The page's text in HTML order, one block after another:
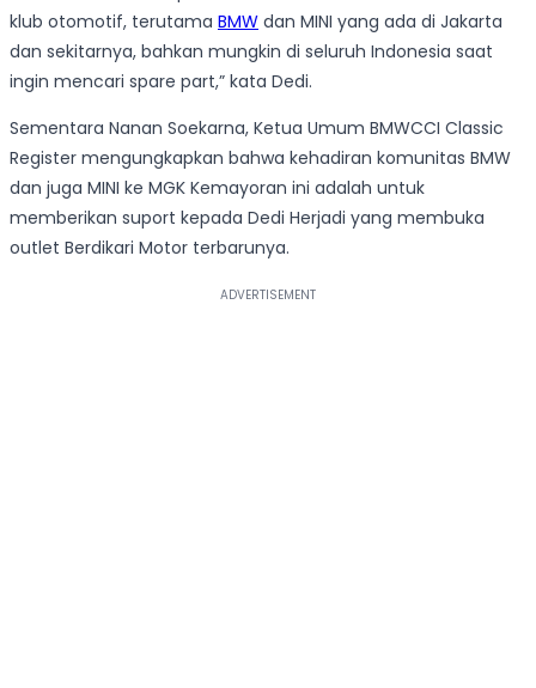
klub otomotif, terutama BMW dan MINI yang ada di Jakarta
dan sekitarnya, bahkan mungkin di seluruh Indonesia saat
ingin mencari spare part,” kata Dedi.
Sementara Nanan Soekarna, Ketua Umum BMWCCI Classic
Register mengungkapkan bahwa kehadiran komunitas BMW
dan juga MINI ke MGK Kemayoran ini adalah untuk
memberikan suport kepada Dedi Herjadi yang membuka
outlet Berdikari Motor terbarunya.